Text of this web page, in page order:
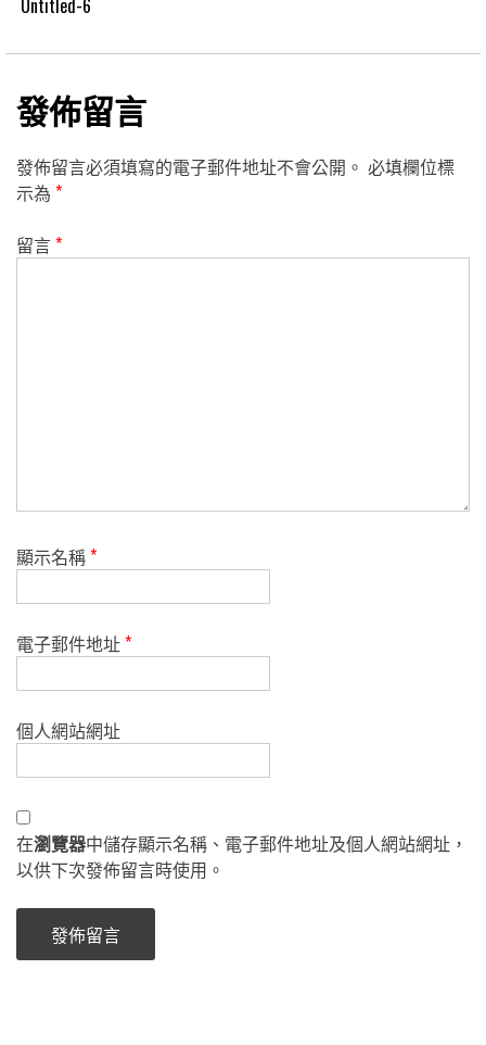
Untitled-6
發佈留言
發佈留言必須填寫的電子郵件地址不會公開。 必填欄位標
示為 *
留言*
顯示名稱*
電子郵件地址*
個人網站網址
在瀏覽器中儲存顯示名稱、電子郵件地址及個人網站網址，
以供下次發佈留言時使用。